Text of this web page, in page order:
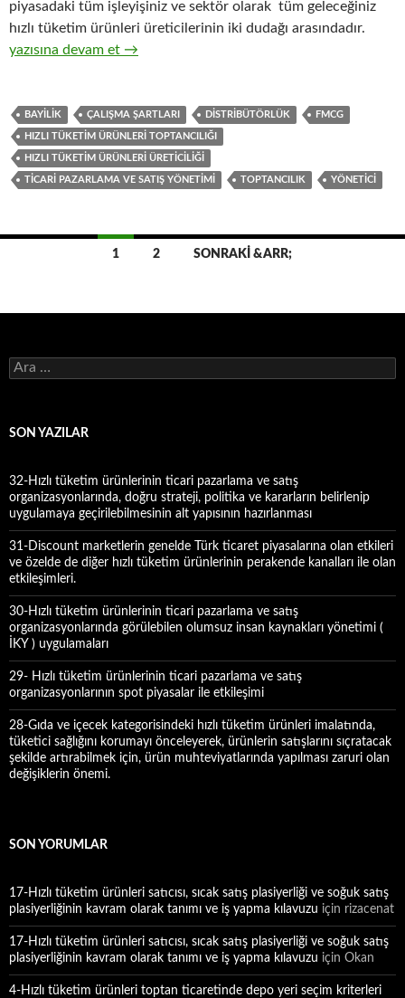
piyasadaki tüm işleyişiniz ve sektör olarak tüm geleceğiniz
hızlı tüketim ürünleri üreticilerinin iki dudağı arasındadır.
11-Hızlı tüketim ürünleri toptancıları gözüyle, hızlı tüketim
yazısına devam et →
BAYILIK ÇALIŞMA ŞARTLARI DISTRIBÜTÖRLÜK FMCG
HIZLI TÜKETIM ÜRÜNLERI TOPTANCILIĞI
HIZLI TÜKETIM ÜRÜNLERI ÜRETICILIĞI
TICARI PAZARLAMA VE SATIŞ YÖNETIMI TOPTANCILIK YÖNETICI
dolaşımı
1 2 SONRAKI &ARR;
A
r
a
SON YAZILAR
32-Hızlı tüketim ürünlerinin ticari pazarlama ve satış
organizasyonlarında, doğru strateji, politika ve kararların belirlenip
uygulamaya geçirilebilmesinin alt yapısının hazırlanması
31-Discount marketlerin genelde Türk ticaret piyasalarına olan etkileri
ve özelde de diğer hızlı tüketim ürünlerinin perakende kanalları ile olan
etkileşimleri.
30-Hızlı tüketim ürünlerinin ticari pazarlama ve satış
organizasyonlarında görülebilen olumsuz insan kaynakları yönetimi (
İKY ) uygulamaları
29- Hızlı tüketim ürünlerinin ticari pazarlama ve satış
organizasyonlarının spot piyasalar ile etkileşimi
28-Gıda ve içecek kategorisindeki hızlı tüketim ürünleri imalatında,
tüketici sağlığını korumayı önceleyerek, ürünlerin satışlarını sıçratacak
şekilde artırabilmek için, ürün muhteviyatlarında yapılması zaruri olan
değişiklerin önemi.
SON YORUMLAR
17-Hızlı tüketim ürünleri satıcısı, sıcak satış plasiyerliği ve soğuk satış
plasiyerliğinin kavram olarak tanımı ve iş yapma kılavuzu için rizacenat
17-Hızlı tüketim ürünleri satıcısı, sıcak satış plasiyerliği ve soğuk satış
plasiyerliğinin kavram olarak tanımı ve iş yapma kılavuzu için Okan
4-Hızlı tüketim ürünleri toptan ticaretinde depo yeri seçim kriterleri